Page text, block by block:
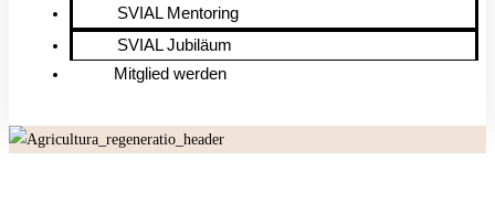
SVIAL Mentoring
SVIAL Jubiläum
Mitglied werden